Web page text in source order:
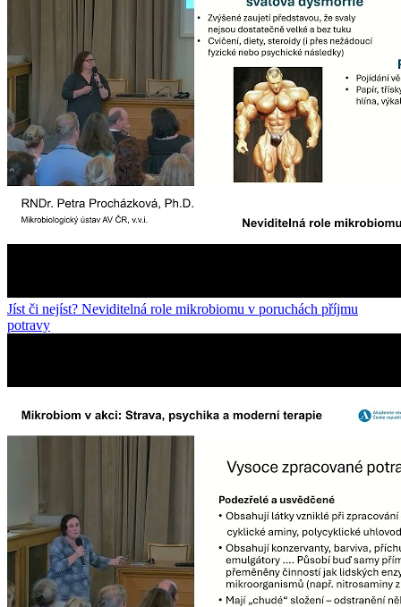
Jíst či nejíst? Neviditelná role mikrobiomu v poruchách příjmu
potravy